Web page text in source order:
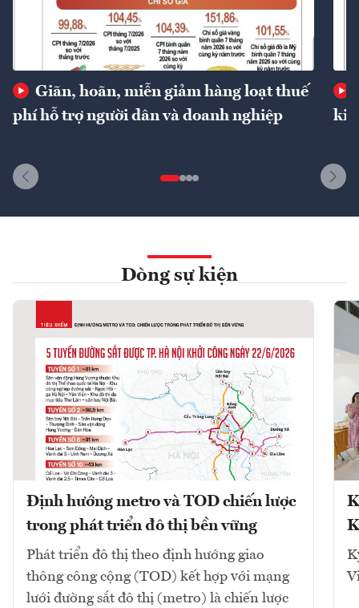
Giãn, hoãn, miễn giảm hàng loạt thuế
phí hỗ trợ người dân và doanh nghiệp
Dòng sự kiện
Định hướng metro và TOD chiến lược
trong phát triển đô thị bền vững
Phát triển đô thị theo định hướng giao
thông công cộng (TOD) kết hợp với mạng
lưới đường sắt đô thị (metro) là chiến lược